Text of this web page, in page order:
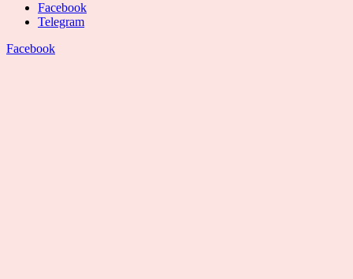
Facebook
Telegram
Facebook